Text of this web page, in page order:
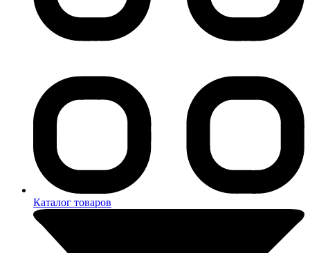
Каталог товаров